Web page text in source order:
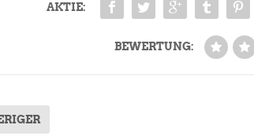
AKTIE:
BEWERTUNG: